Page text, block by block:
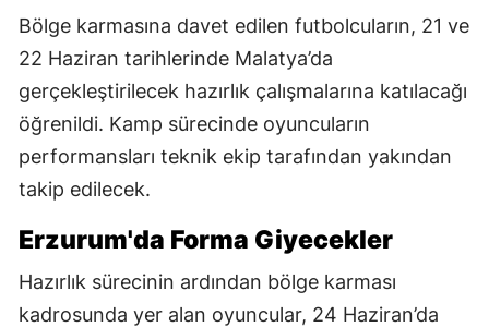
Bölge karmasına davet edilen futbolcuların, 21 ve
22 Haziran tarihlerinde Malatya’da
gerçekleştirilecek hazırlık çalışmalarına katılacağı
öğrenildi. Kamp sürecinde oyuncuların
performansları teknik ekip tarafından yakından
takip edilecek.
Erzurum'da Forma Giyecekler
Hazırlık sürecinin ardından bölge karması
kadrosunda yer alan oyuncular, 24 Haziran’da